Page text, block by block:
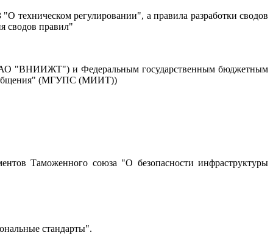
техническом регулировании", а правила разработки сводов
сводов правил"
"ВНИИЖТ") и Федеральным государственным бюджетным
сообщения" (МГУПС (МИИТ))
Таможенного союза "О безопасности инфраструктуры
стандарты".